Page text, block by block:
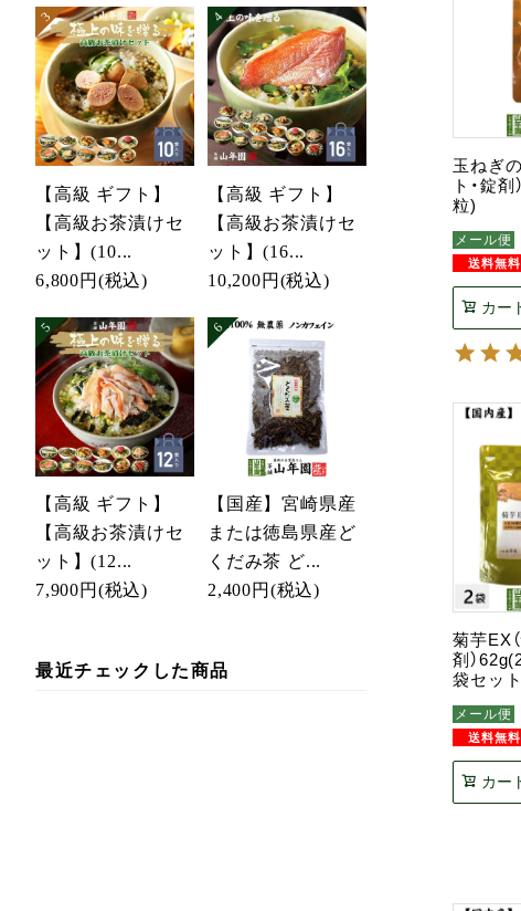
【高級 ギフト】
【高級お茶漬けセ
ット】(10...
6,800円 (税込)
【高級 ギフト】
【高級お茶漬けセ
ット】(16...
10,200円 (税込)
【高級 ギフト】
【高級お茶漬けセ
ット】(12...
7,900円 (税込)
【国産】宮崎県産
または徳島県産ど
くだみ茶 ど...
2,400円 (税込)
最近チェックした商品
玉ねぎ
ト・錠
粒)
メール便
カー
菊芋EX
剤）
袋セット
メール便
カー